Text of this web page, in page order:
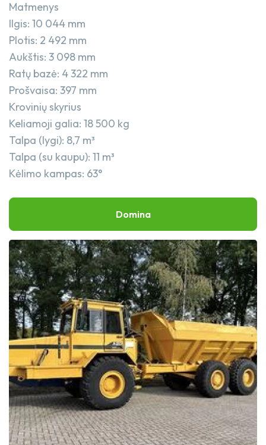
PROJEKTAI
Rankiniai įrankiai
Priedai
Keltuvai
Savivartis
Matmenys
Ilgis: 10 044 mm
Plotis: 2 492 mm
Aukštis: 3 098 mm
Ratų bazė: 4 322 mm
Prošvaisa: 397 mm​
Krovinių skyrius
Keliamoji galia: 18 500 kg
Talpa (lygi): 8,7 m³
Talpa (su kaupu): 11 m³
Kėlimo kampas: 63°​
Domina